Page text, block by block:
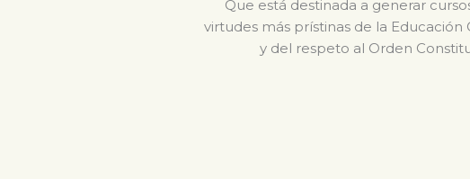
Que está destinada a generar
virtudes más prístinas de la
y del respeto al Orden